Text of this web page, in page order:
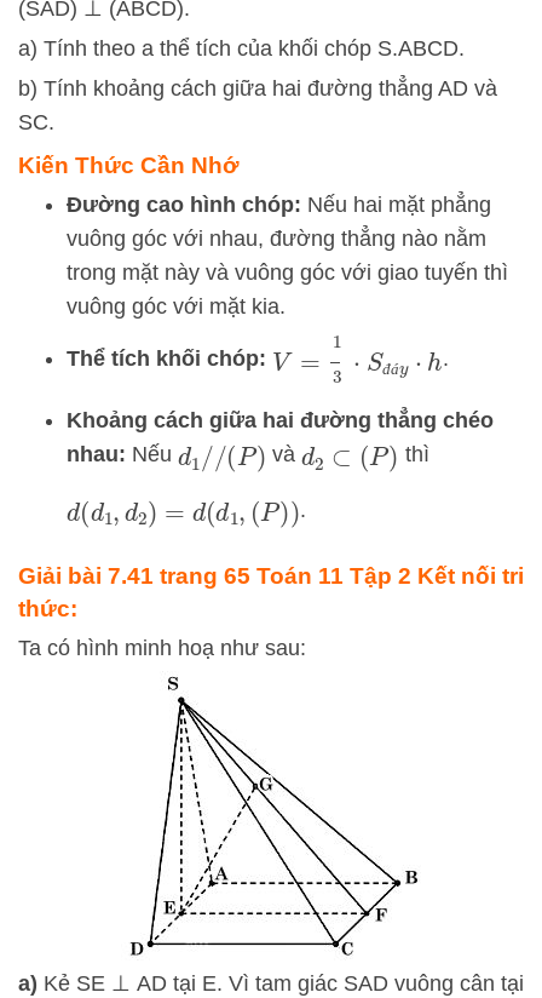
(SAD) ⊥ (ABCD).
a) Tính theo a thể tích của khối chóp S.ABCD.
b) Tính khoảng cách giữa hai đường thẳng AD và
SC.
Kiến Thức Cần Nhớ
Đường cao hình chóp: Nếu hai mặt phẳng
vuông góc với nhau, đường thẳng nào nằm
trong mặt này và vuông góc với giao tuyến thì
vuông góc với mặt kia.
Thể tích khối chóp: V= 3⋅ đá .
Khoảng cách giữa hai đường thẳng chéo
nhau: Nếu d1//(P) vàd2 ⊂ P) thì
d(d1 ,d2) =d(d1,( P)) .
Giải bài 7.41 trang 65 Toán 11 Tập 2 Kết nối tri
thức:
Ta có hình minh hoạ như sau:
a) Kẻ SE ⊥ AD tại E. Vì tam giác SAD vuông cân tại